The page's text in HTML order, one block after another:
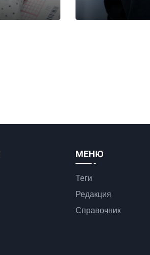
МЕНЮ
Теги
Редакция
Справочник